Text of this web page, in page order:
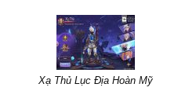
Xạ Thủ Lục Địa Hoàn Mỹ